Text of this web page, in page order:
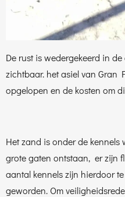
De rust is wedergekeerd in
zichtbaar. het asiel van Gran
opgelopen en de kosten om
Het zand is onder de
grote gaten ontstaan, er zijn
aantal kennels zijn hierdoor
geworden. Om